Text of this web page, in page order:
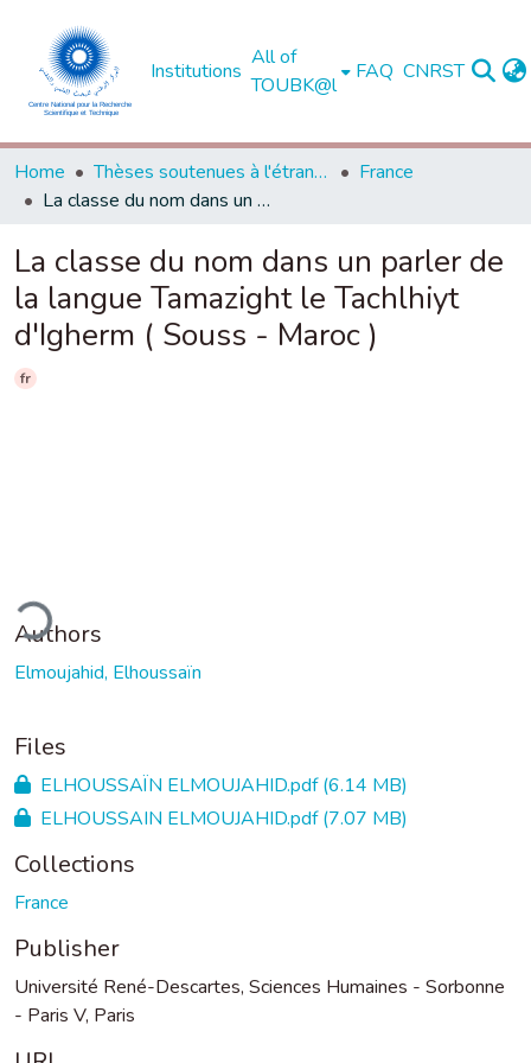
Institutions
All of
TOUBK@l
FAQ CNRST
Home Thèses soutenues à l'étranger
France
La classe du nom dans un parler de la langue Tamazight le Tachlhiyt d'Igherm ( Souss - Maroc )
La classe du nom dans un parler de
la langue Tamazight le Tachlhiyt
d'Igherm ( Souss - Maroc )
fr
Authors
Elmoujahid, Elhoussaïn
Files
ELHOUSSAÏN ELMOUJAHID.pdf(6.14 MB)
ELHOUSSAIN ELMOUJAHID.pdf(7.07 MB)
Collections
France
Publisher
Université René-Descartes, Sciences Humaines - Sorbonne
- Paris V, Paris